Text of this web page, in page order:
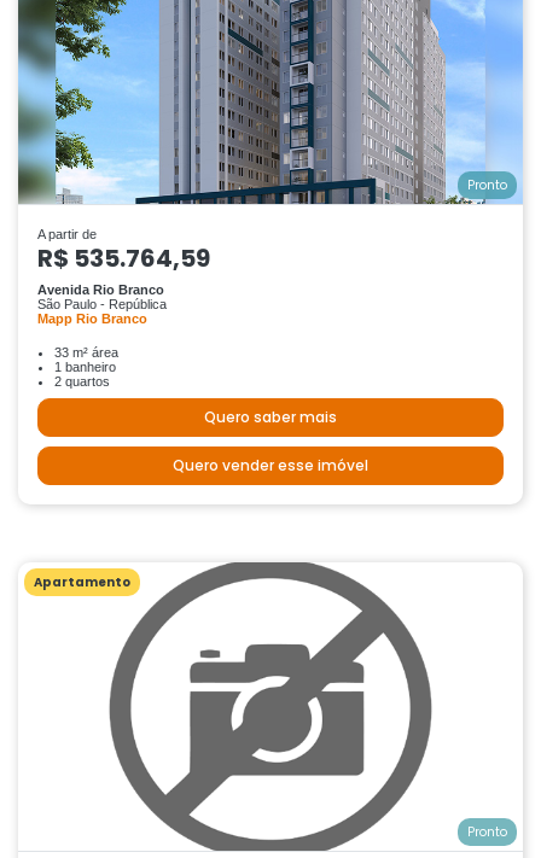
Pronto
A partir de
R$ 535.764,59
Avenida Rio Branco
São Paulo - República
Mapp Rio Branco
33 m² área
1 banheiro
2 quartos
Quero saber mais
Quero vender esse imóvel
Apartamento
Pronto